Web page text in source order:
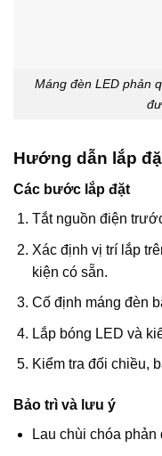
Máng đèn LED phản
Hướng dẫn lắp
Các bước lắp đặt
Tắt nguồn điện
Xác định vị trí lắp
kiện có sẵn.
Cố định máng đèn
Lắp bóng LED và
Kiểm tra đối chiều,
Bảo trì và lưu ý
Lau chùi chóa